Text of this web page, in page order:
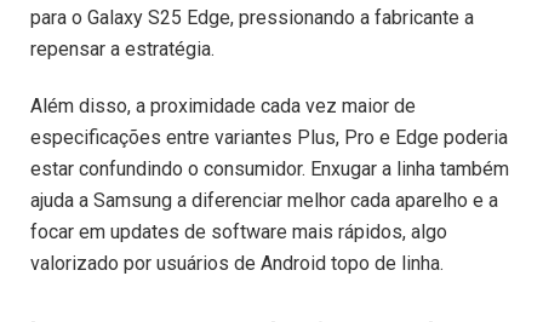
para o Galaxy S25 Edge, pressionando a fabricante a
repensar a estratégia.
Além disso, a proximidade cada vez maior de
especificações entre variantes Plus, Pro e Edge poderia
estar confundindo o consumidor. Enxugar a linha também
ajuda a Samsung a diferenciar melhor cada aparelho e a
focar em updates de software mais rápidos, algo
valorizado por usuários de Android topo de linha.